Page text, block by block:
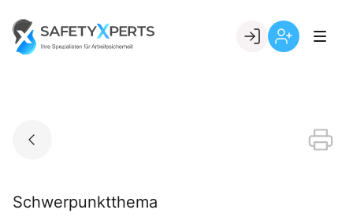
content
Go to landing page.
Schwerpunktthema